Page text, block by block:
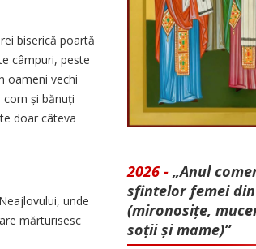
biserică poartă
câmpuri, peste
oameni vechi
și bănuți
doar câteva
unde
mărturisesc
2026 - „Anul
sfintelor femei
(mironosițe,
soții și mame)”